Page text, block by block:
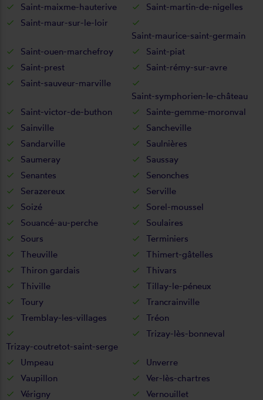
Saint-maixme-hauterive
Saint-martin-de-nigelles
Saint-maur-sur-le-loir
Saint-maurice-saint-germain
Saint-ouen-marchefroy
Saint-piat
Saint-prest
Saint-rémy-sur-avre
Saint-sauveur-marville
Saint-symphorien-le-château
Saint-victor-de-buthon
Sainte-gemme-moronval
Sainville
Sancheville
Sandarville
Saulnières
Saumeray
Saussay
Senantes
Senonches
Serazereux
Serville
Soizé
Sorel-moussel
Souancé-au-perche
Soulaires
Sours
Terminiers
Theuville
Thimert-gâtelles
Thiron gardais
Thivars
Thiville
Tillay-le-péneux
Toury
Trancrainville
Tremblay-les-villages
Tréon
Trizay-coutretot-saint-serge
Trizay-lès-bonneval
Umpeau
Unverre
Vaupillon
Ver-lès-chartres
Vérigny
Vernouillet